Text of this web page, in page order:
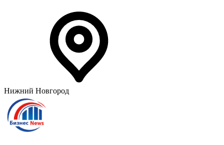
Нижний Новгород